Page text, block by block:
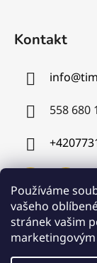
Používáme
vašeho
stránek vašim
Kontakt
info@
558 680
Instagram